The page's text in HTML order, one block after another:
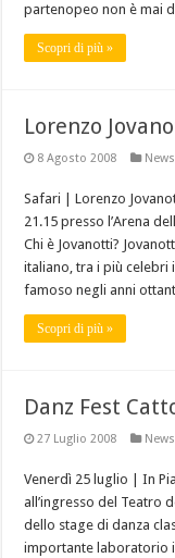
partenopeo non è mai
Scopri di più »
Lorenzo
8 Agosto 2008 News
Safari | Lorenzo
21.15 presso l’Arena
Chi è Jovanotti?
italiano, tra i più
famoso negli anni
Scopri di più »
Danz Fest
27 Luglio 2008 News
Venerdì 25 luglio | In
all’ingresso del Teatro
dello stage di danza
importante laboratorio